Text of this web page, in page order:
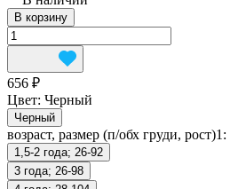
В корзину
656 ₽
Цвет: Черный
Черный
возраст, размер (п/обх груди, рост)1:
1,5-2 года; 26-92
3 года; 26-98